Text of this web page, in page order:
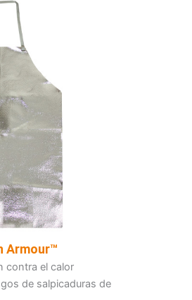
Armour™
contra el calor
de salpicaduras de